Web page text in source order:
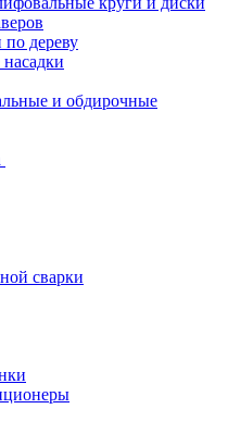
дереву
и обдирочные
сварки